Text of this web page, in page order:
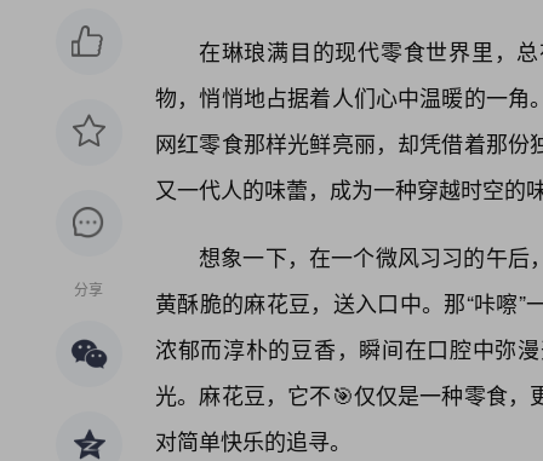
分享
在琳琅满目的现代零食世界里，
物，悄悄地占据着人们心中温暖的一
网红零食那样光鲜亮丽，却凭借着那
又一代人的味蕾，成为一种穿越时空的
想象一下，在一个微风习习的午后
黄酥脆的麻花豆，送入口中。那“咔嚓
浓郁而淳朴的豆香，瞬间在口腔中弥
光。麻花豆，它不🎯仅仅是一种零食
对简单快乐的追寻。